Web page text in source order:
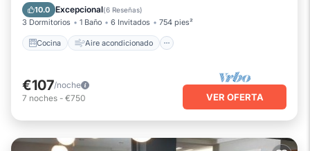
10.0 Excepcional(6 Reseñas)
3 Dormitorios 1 Baño 6 Invitados 754 pies²
Cocina Aire acondicionado
Apto para niños
€107/noche
7 noches - €750 VER OFERTA